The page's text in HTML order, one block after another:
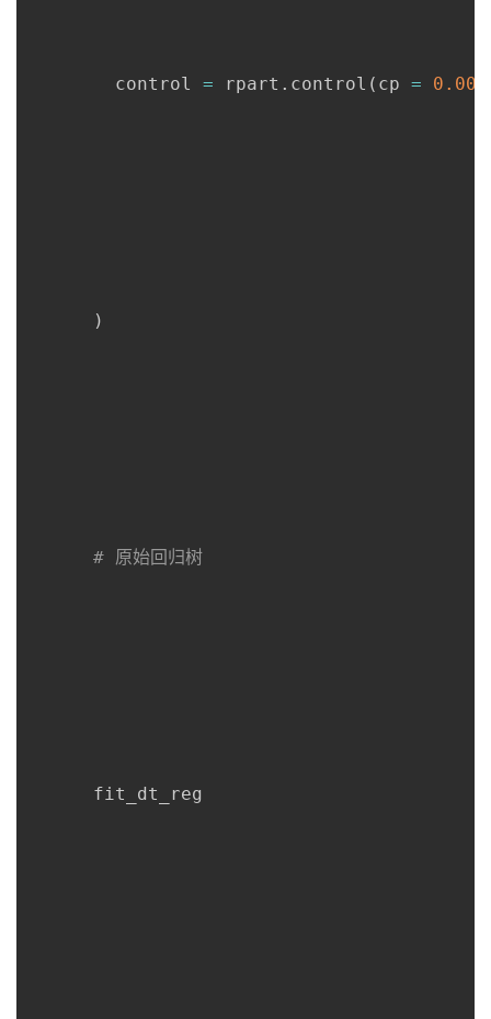
        control
= rpart.control ( cp = 0.005
)
# 原始回归树
      fit_dt_reg